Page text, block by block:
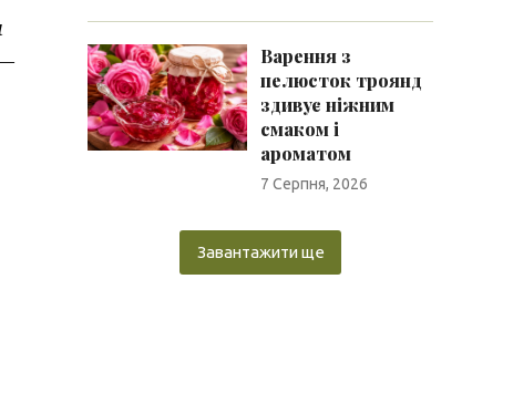
Варення з
пелюсток троянд
здивує ніжним
смаком і
ароматом
7 Серпня, 2026
Завантажити ще